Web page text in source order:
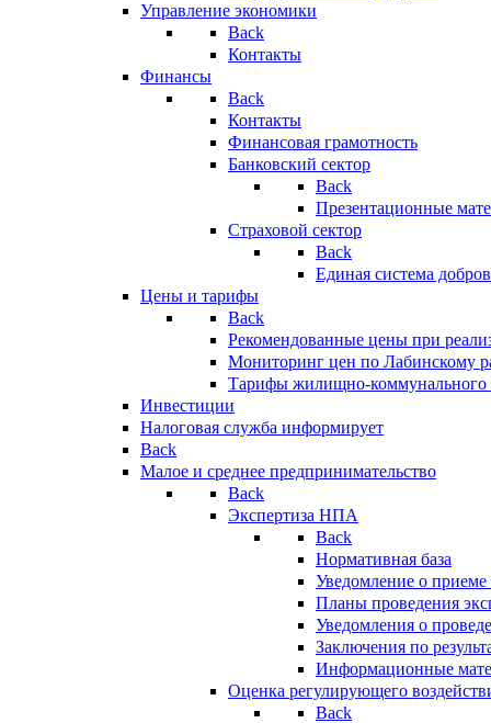
Управление экономики
Back
Контакты
Финансы
Back
Контакты
Финансовая грамотность
Банковский сектор
Back
Презентационные
Страховой сектор
Back
Единая система
Цены и тарифы
Back
Рекомендованные цены при
Мониторинг цен по Лабинскому
Тарифы жилищно-коммунального
Инвестиции
Налоговая служба информирует
Back
Малое и среднее предпринимательство
Back
Экспертиза НПА
Back
Нормативная база
Уведомление о
Планы проведения
Уведомления о
Заключения по
Информационные
Оценка регулирующего
Back